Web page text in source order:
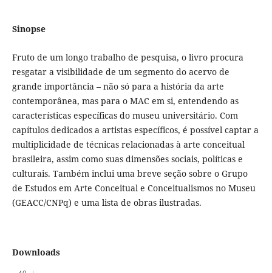
Sinopse
Fruto de um longo trabalho de pesquisa, o livro procura
resgatar a visibilidade de um segmento do acervo de
grande importância – não só para a história da arte
contemporânea, mas para o MAC em si, entendendo as
características específicas do museu universitário. Com
capítulos dedicados a artistas específicos, é possível captar a
multiplicidade de técnicas relacionadas à arte conceitual
brasileira, assim como suas dimensões sociais, políticas e
culturais. Também inclui uma breve seção sobre o Grupo
de Estudos em Arte Conceitual e Conceitualismos no Museu
(GEACC/CNPq) e uma lista de obras ilustradas.
Downloads